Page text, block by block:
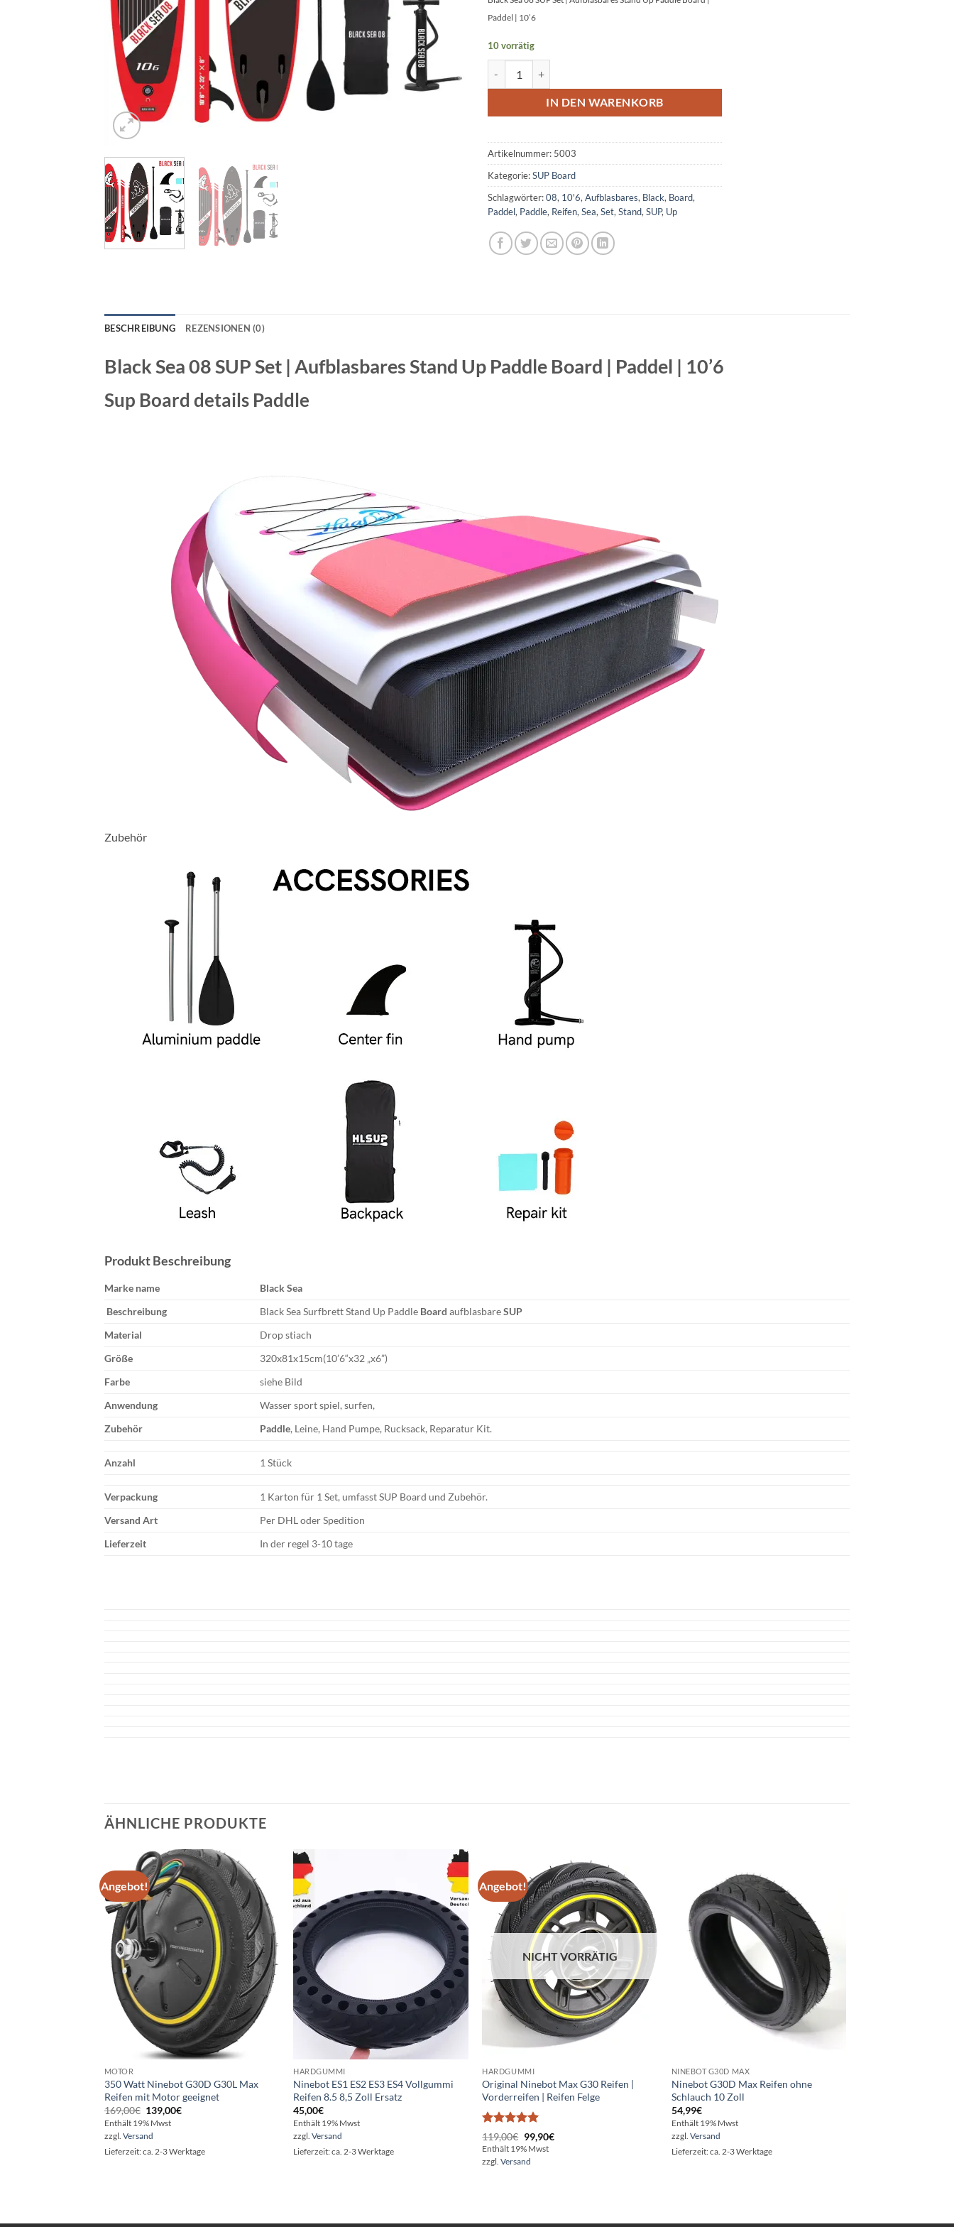
Paddel | 10’6
10 vorrätig
IN DEN WARENKORB
Artikelnummer: 5003
Kategorie:SUP Board
Schlagwörter:08, 10'6,Aufblasbares, Black, Board,
Paddel, Paddle, Reifen,Sea,Set,Stand,SUP, Up
BESCHREIBUNG REZENSIONEN (0)
Black Sea 08 SUP Set | Aufblasbares Stand Up Paddle Board | Paddel | 10’6
Sup Board details Paddle
Zubehör
Produkt Beschreibung
Marke name Black Sea
Beschreibung
Black Sea Surfbrett Stand Up Paddle Board aufblasbareSUP
Material
Drop stiach
Größe
320x81x15cm(10’6“x32 „x6”)
Farbe
siehe Bild
Anwendung
Wasser sport spiel, surfen,
Zubehör
Paddle, Leine, Hand Pumpe, Rucksack, Reparatur Kit.
Anzahl 1 Stück
Verpackung
1 Karton für 1 Set, umfasst SUP Board und Zubehör.
Versand Art
Per DHL oder Spedition
Lieferzeit
In der regel 3-10 tage
ÄHNLICHE PRODUKTE
Angebot!
Auf die
Wunschliste
MOTOR
350 Watt Ninebot G30D G30L Max
Reifen mit Motor geeignet
169,00€ Ursprünglicher
Preis
war:
169,00€
139,00€Aktueller
Enthält 19% Mwst
zzgl. Versand
Lieferzeit: ca. 2-3 Werktage
Wunschliste
HARDGUMMI
Ninebot ES1 ES2 ES3 ES4 Vollgummi
Reifen 8.5 8,5 Zoll Ersatz
45,00€
Enthält 19% Mwst
zzgl.Versand
Lieferzeit: ca. 2-3 Werktage
Angebot!
Auf die
Wunschliste
NICHT VORRÄTIG
HARDGUMMI
Original Ninebot Max G30 Reifen |
Vorderreifen | Reifen Felge
Bewertet
mit5von
119,00€ Ursprünglicher
Preis
war:
119,00€
99,90€Aktueller
Enthält 19% Mwst
zzgl.Versand
Wunschliste
NINEBOT G30D MAX
Ninebot G30D Max Reifen ohne
Schlauch 10 Zoll
54,99€
Enthält 19% Mwst
zzgl. Versand
Lieferzeit: ca. 2-3 Werktage